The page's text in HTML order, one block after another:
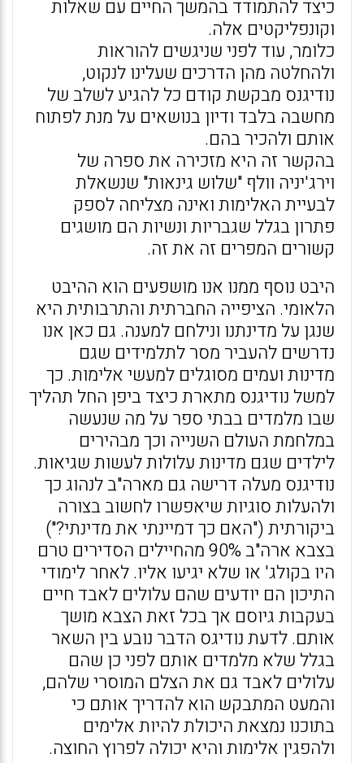
כיצד להתמודד בהמשך החיים עם שאלות
וקונפליקטים אלה.
כלומר, עוד לפני שניגשים להוראות
ולהחלטה מהן הדרכים שעלינו לנקוט,
נודיגנס מבקשת קודם כל להגיע לשלב של
מחשבה בלבד ודיון בנושאים על מנת לפתוח
אותם ולהכיר בהם.
בהקשר זה היא מזכירה את ספרה של
וירג'יניה וולף "שלוש גינאות" שנשאלת
לבעיית האלימות ואינה מצליחה לספק
פתרון בגלל שגבריות ונשיות הם מושגים
קשורים המפרים זה את זה.
היבט נוסף ממנו אנו מושפעים הוא ההיבט
הלאומי. הציפייה החברתית והתרבותית היא
שנגן על מדינתנו ונילחם למענה. גם כאן אנו
נדרשים להעביר מסר לתלמידים שגם
מדינות ועמים מסוגלים למעשי אלימות. כך
למשל נודיגנס מתארת כיצד ביפן החל תהליך
שבו מלמדים בבתי ספר על מה שנעשה
במלחמת העולם השנייה וכך מבהירים
לילדים שגם מדינות עלולות לעשות שגיאות.
נודיגנס מעלה דרישה גם מארה"ב לנהוג כך
ולהעלות סוגיות שיאפשרו לחשוב בצורה
ביקורתית ("האם כך דמיינתי את מדינתי?")
בצבא ארה"ב 90% מהחיילים הסדירים טרם
היו בקולג' או שלא יגיעו אליו. לאחר לימודי
התיכון הם יודעים שהם עלולים לאבד חיים
בעקבות גיוסם אך בכל זאת הצבא מושך
אותם. לדעת נודיגס הדבר נובע בין השאר
בגלל שלא מלמדים אותם לפני כן שהם
עלולים לאבד גם את הצלם המוסרי שלהם,
והמעט המתבקש הוא להדריך אותם כי
בתוכנו נמצאת היכולת להיות אלימים
ולהפגין אלימות והיא יכולה לפרוץ החוצה.